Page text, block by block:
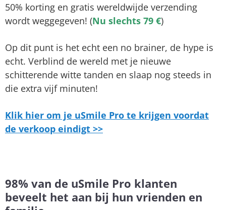
50% korting en gratis wereldwijde verzending
wordt weggegeven! (Nu slechts 79 €)
Op dit punt is het echt een no brainer, de hype is
echt. Verblind de wereld met je nieuwe
schitterende witte tanden en slaap nog steeds in
die extra vijf minuten!
Klik hier om je uSmile Pro te krijgen voordat
de verkoop eindigt >>
98% van de uSmile Pro klanten
beveelt het aan bij hun vrienden en